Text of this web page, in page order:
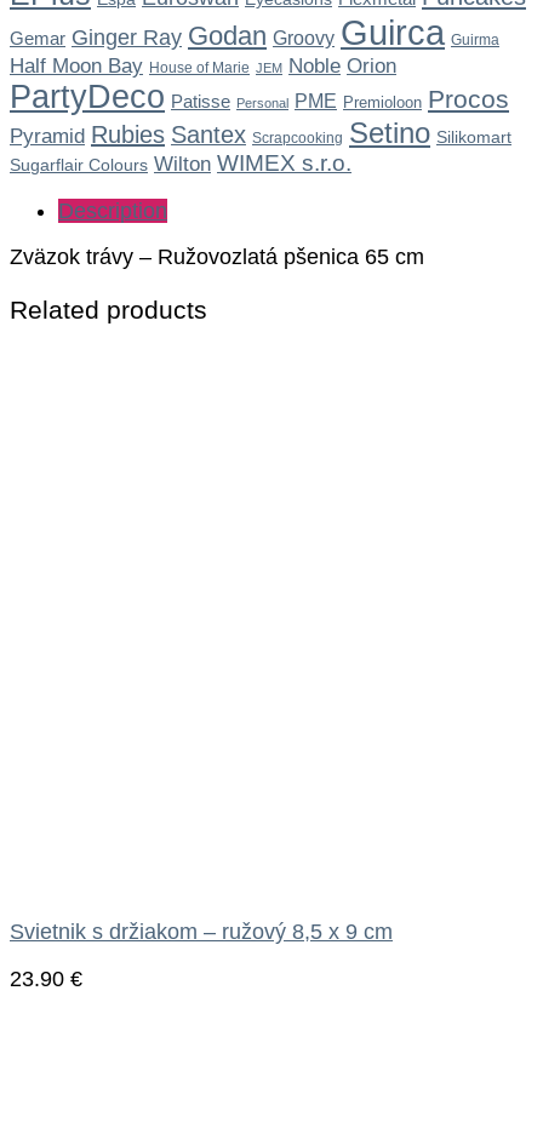
Gemar Ginger Ray Godan Groovy Guirca Guirma
Half Moon Bay House of Marie JEM Noble Orion
PartyDeco Patisse Personal PME Premioloon Procos
Pyramid Rubies Santex Scrapcooking Setino Silikomart
Sugarflair Colours Wilton WIMEX s.r.o.
Description
Zväzok trávy – Ružovozlatá pšenica 65 cm
Related products
Svietnik s držiakom – ružový 8,5 x 9 cm
23.90 €